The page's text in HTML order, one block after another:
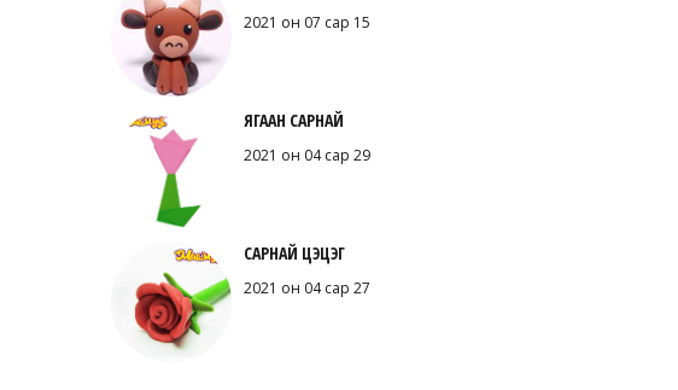
2021 он 07 сар 15
ЯГААН САРНАЙ
2021 он 04 сар 29
САРНАЙ ЦЭЦЭГ
2021 он 04 сар 27